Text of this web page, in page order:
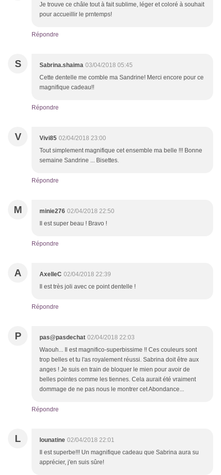
Je trouve ce châle tout à fait sublime, léger et coloré à souhait
pour accueillir le prntemps!
Répondre
S Sabrina.shaima 03/04/2018 05:45
Cette dentelle me comble ma Sandrine! Merci encore pour ce
magnifique cadeau!!
Répondre
V Vivi85 02/04/2018 23:00
Tout simplement magnifique cet ensemble ma belle !!! Bonne
semaine Sandrine ... Bisettes.
Répondre
M minie276 02/04/2018 22:50
Il est super beau ! Bravo !
Répondre
A AxelleC 02/04/2018 22:39
Il est très joli avec ce point dentelle !
Répondre
P pas@pasdechat 02/04/2018 22:03
Waouh... Il est magnifico-superbissime !! Ces couleurs sont
trop belles et tu l'as royalement réussi. Sabrina doit être aux
anges ! Je suis en train de bloquer le mien pour avoir de
belles pointes comme les tiennes. Cela aurait été vraiment
dommage de ne pas nous le montrer cet Abondance...
Répondre
L lounatine 02/04/2018 22:01
Il est superbe!!! Un magnifique cadeau que Sabrina aura su
apprécier, j'en suis sûre!